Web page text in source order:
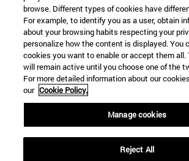
browse. Different types of cookies have
For example, to identify you as a user, obtain
about your browsing habits respecting your
personalize how the content is displayed. You
cookies you want to enable or accept them all.
will remain active until you choose one of the
For more detailed information about our
our Cookie Policy.
Manage cookies
Reject All